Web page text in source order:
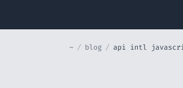
~ / blog / api intl